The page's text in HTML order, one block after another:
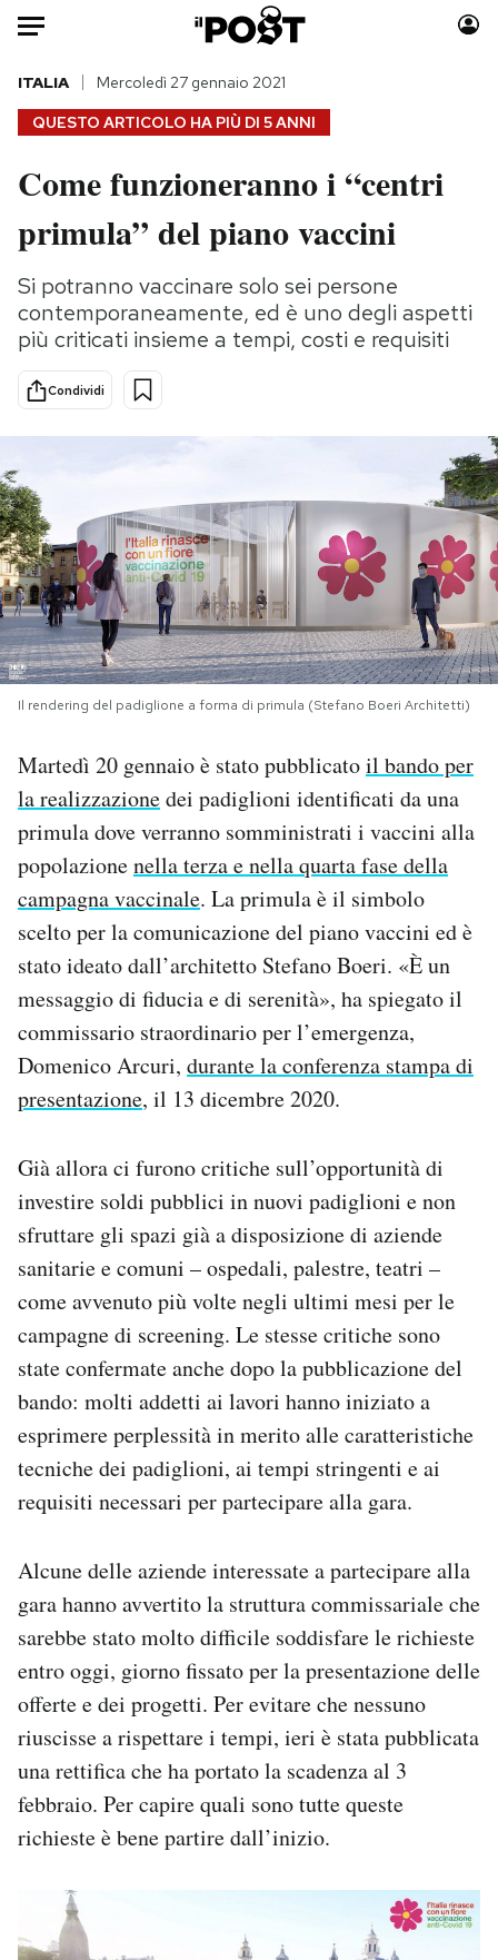
Auto
HOME
Italia
Politica
Tecnologia
Internet
Scienza
Cultura
Economia
Moda
Consumismi
Storie/Idee
Ok Boomer!
Media
PODCAST
NEWSLETTER
I MIEI PREFERITI
SHOP
CALENDARIO
AREA PERSONALE
Area Personale
Notifiche mobile
Regala il Post
Hai bisogno di aiuto?
Esci
QUESTO ARTICOLO HA PIÙ DI 5 ANNI
ITALIA Mercoledì 27 gennaio 2021
Come funzioneranno i “centri
primula” del piano vaccini
Si potranno vaccinare solo sei persone
contemporaneamente, ed è uno degli aspetti
più criticati insieme a tempi, costi e requisiti
Condividi
Il rendering del padiglione a forma di primula (Stefano Boeri Architetti)
Martedì 20 gennaio è stato pubblicatoil bando per
la realizzazionedei padiglioni identificati da una
primula dove verranno somministrati i vaccini alla
popolazionenella terza e nella quarta fase della
campagna vaccinale. La primula è il simbolo
scelto per la comunicazione del piano vaccini ed è
stato ideato dall’architetto Stefano Boeri. «È un
messaggio di fiducia e di serenità», ha spiegato il
commissario straordinario per l’emergenza,
Domenico Arcuri, durante la conferenza stampa di
presentazione, il 13 dicembre 2020.
Già allora ci furono critiche sull’opportunità di
investire soldi pubblici in nuovi padiglioni e non
sfruttare gli spazi già a disposizione di aziende
sanitarie e comuni – ospedali, palestre, teatri –
come avvenuto più volte negli ultimi mesi per le
campagne di screening. Le stesse critiche sono
state confermate anche dopo la pubblicazione del
bando: molti addetti ai lavori hanno iniziato a
esprimere perplessità in merito alle caratteristiche
tecniche dei padiglioni, ai tempi stringenti e ai
requisiti necessari per partecipare alla gara.
Alcune delle aziende interessate a partecipare alla
gara hanno avvertito la struttura commissariale che
sarebbe stato molto difficile soddisfare le richieste
entro oggi, giorno fissato per la presentazione delle
offerte e dei progetti. Per evitare che nessuno
riuscisse a rispettare i tempi, ieri è stata pubblicata
una rettifica che ha portato la scadenza al 3
febbraio. Per capire quali sono tutte queste
richieste è bene partire dall’inizio.